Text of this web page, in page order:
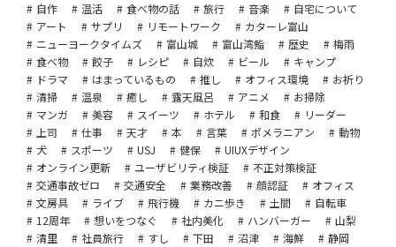
自作
温活 食べ物の話 旅行 音楽
自宅について
アート
サプリ リモートワーク
カターレ富山
ニューヨークタイムズ
富山城 富山湾鮨 歴史
梅雨
食べ物
餃子 レシピ 自炊 ビール
キャンプ
ドラマ
はまっているもの 推し オフィス環境
お祈り
清掃
温泉 癒し 露天風呂 アニメ
お掃除
マンガ
美容 スイーツ ホテル 和食
リーダー
上司
仕事 天才 本 言葉 ポメラニアン
動物
犬
スポーツ USJ 健保
UIUXデザイン
オンライン更新
ユーザビリティ検証
不正対策検証
交通事故ゼロ
交通安全 業務改善 顔認証
オフィス
文房具
ライブ 飛行機 カニ歩き 土間
自転車
12周年
想いをつなぐ 社内美化 ハンバーガー
山梨
清里
社員旅行 すし 下田 沼津 海鮮
静岡